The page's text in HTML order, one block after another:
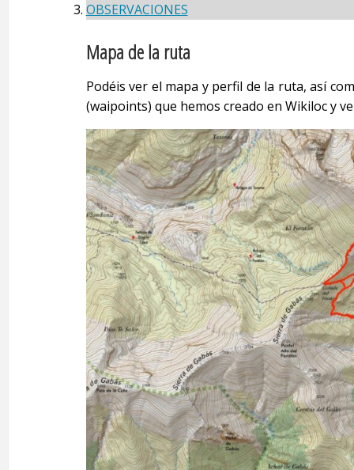
OBSERVACIONES
Mapa de la ruta
Podéis ver el mapa y perfil de la ruta, así
(waipoints) que hemos creado en Wikiloc y